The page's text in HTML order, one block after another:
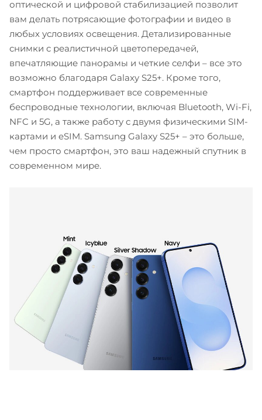
оптической и цифровой стабилизацией позволит
вам делать потрясающие фотографии и видео в
любых условиях освещения. Детализированные
снимки с реалистичной цветопередачей,
впечатляющие панорамы и четкие селфи – все это
возможно благодаря Galaxy S25+. Кроме того,
смартфон поддерживает все современные
беспроводные технологии, включая Bluetooth, Wi-Fi,
NFC и 5G, а также работу с двумя физическими SIM-
картами и eSIM. Samsung Galaxy S25+ – это больше,
чем просто смартфон, это ваш надежный спутник в
современном мире.